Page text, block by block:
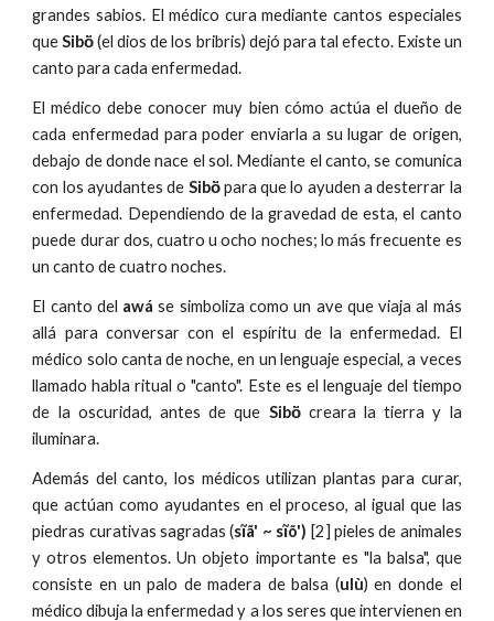
grandes sabios. El médico cura mediante cantos especiales
queSibö̀(el dios de los bribris) dejó para tal efecto. Existe un
canto para cada enfermedad.
El médico debe conocer muy bien cómo actúa el dueño de
cada enfermedad para poder enviarla a su lugar de origen,
debajo de donde nace el sol. Mediante el canto, se comunica
con los ayudantes de Sibö̀para que lo ayuden a desterrar la
enfermedad. Dependiendo de la gravedad de esta, el canto
puede durar dos, cuatro u ocho noches; lo más frecuente es
un canto de cuatro noches.
El canto del awá se simboliza como un ave que viaja al más
allá para conversar con el espíritu de la enfermedad. El
médico solo canta de noche, en un lenguaje especial, a veces
llamado habla ritual o "canto". Este es el lenguaje del tiempo
de la oscuridad, antes de que Sibö̀creara la tierra y la
iluminara.
Además del canto, los médicos utilizan plantas para curar,
que actúan como ayudantes en el proceso, al igual que las
piedras curativas sagradas (sĩã' ~ sĩõ') [2] pieles de animales
y otros elementos. Un objeto importante es "la balsa", que
consiste en un palo de madera de balsa (ulù) en donde el
médico dibuja la enfermedad y a los seres que intervienen en